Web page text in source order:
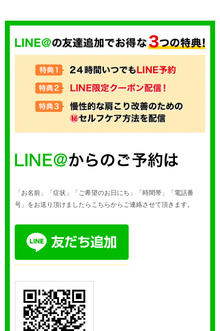
「お名前」「症状」「ご希望のお日にち」「時間帯」「電話番
号」をお送り頂けましたらこちらからご連絡させて頂きます。